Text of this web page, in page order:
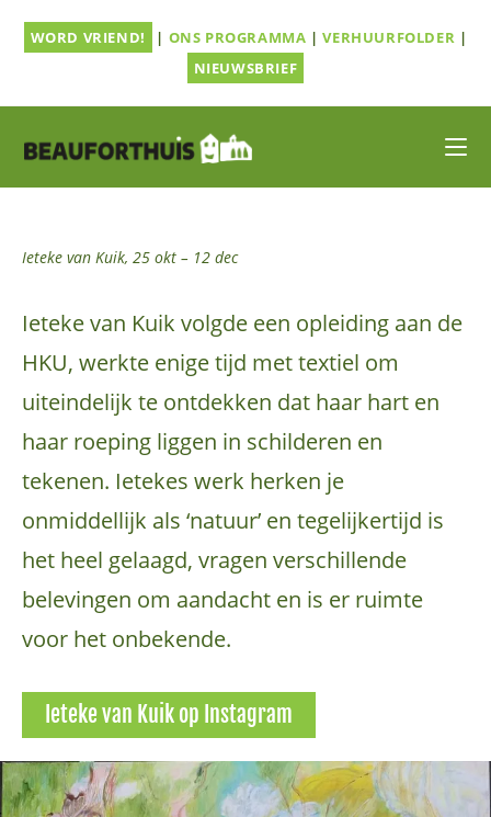
naarWORD VRIEND! | ONS PROGRAMMA |VERHUURFOLDER |
NIEUWSBRIEF
Ieteke van Kuik, 25 okt – 12 dec
Ieteke van Kuik volgde een opleiding aan de
HKU, werkte enige tijd met textiel om
uiteindelijk te ontdekken dat haar hart en
haar roeping liggen in schilderen en
tekenen. Ietekes werk herken je
onmiddellijk als ‘natuur’ en tegelijkertijd is
het heel gelaagd, vragen verschillende
belevingen om aandacht en is er ruimte
voor het onbekende.
Ieteke van Kuik op Instagram